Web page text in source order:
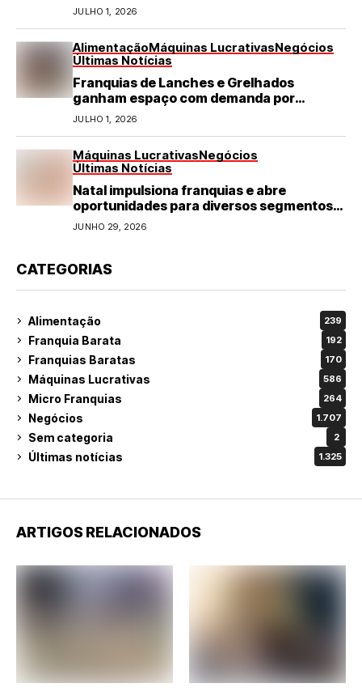
JULHO 1, 2026
AlimentaçãoMáquinas LucrativasNegócios
Últimas Notícias
Franquias de Lanches e Grelhados
ganham espaço com demanda por
refeições rápidas e de qualidade
JULHO 1, 2026
Máquinas LucrativasNegócios
Últimas Notícias
Natal impulsiona franquias e abre
oportunidades para diversos segmentos
do varejo
JUNHO 29, 2026
CATEGORIAS
Alimentação 239
Franquia Barata 192
Franquias Baratas 170
Máquinas Lucrativas 586
Micro Franquias 264
Negócios 1.707
Sem categoria 2
Últimas notícias 1.325
ARTIGOS RELACIONADOS